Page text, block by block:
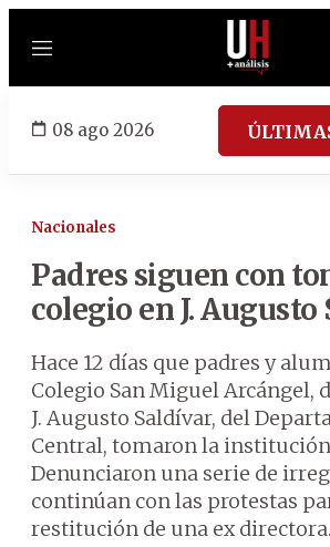
Menú
08 ago 2026
Nacionales
Padres siguen con
colegio en J.
Hace 12 días que padres y
Colegio San Miguel Arcángel,
J. Augusto Saldívar, del
Central, tomaron la
Denunciaron una serie de
continúan con las protestas
restitución de una ex directora.